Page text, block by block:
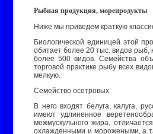
Рыбная продукция, морепродукты
Ниже мы приведем краткую
Биологической единицей этой
обитает более 20 тыс. видов
более 500 видов. Семейства
торговой практике рыбу всех
мелкую.
Семейство осетровых.
В него входят белуга, калуга,
имеют удлиненное
межмускульного жира,
охлажденными и морожеными, а